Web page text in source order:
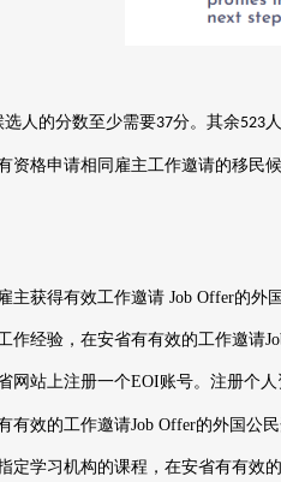
人的分数至少需要37分。其余523
资格申请相同雇主工作邀请的移民
主获得有效工作邀请 Job Offer的外
作经验，在安省有有效的工作邀请
网站上注册一个EOI账号。注册个
有效的工作邀请Job Offer的外国公
定学习机构的课程，在安省有有效